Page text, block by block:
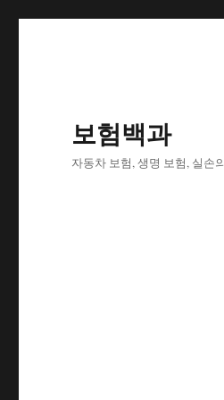
보험백과
자동차 보험, 생명 보험, 실손